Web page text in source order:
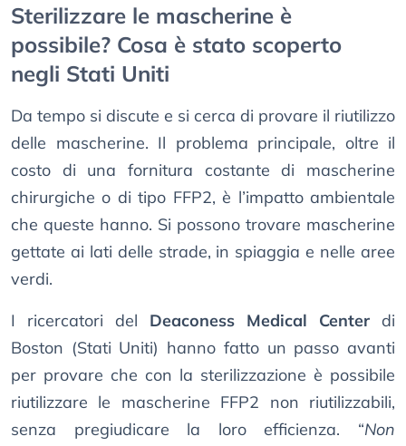
Sterilizzare le mascherine è
possibile? Cosa è stato scoperto
negli Stati Uniti
Da tempo si discute e si cerca di provare il riutilizzo
delle mascherine. Il problema principale, oltre il
costo di una fornitura costante di mascherine
chirurgiche o di tipo FFP2, è l’impatto ambientale
che queste hanno. Si possono trovare mascherine
gettate ai lati delle strade, in spiaggia e nelle aree
verdi.
I ricercatori del Deaconess Medical Center di
Boston (Stati Uniti) hanno fatto un passo avanti
per provare che con la sterilizzazione è possibile
riutilizzare le mascherine FFP2 non riutilizzabili,
senza pregiudicare la loro efficienza. “Non